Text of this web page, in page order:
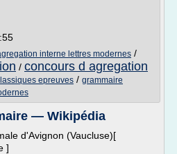
interne lettres modernes /
/ concours d agregation
epreuves / grammaire
— Wikipédia
d'Avignon (Vaucluse)[
]